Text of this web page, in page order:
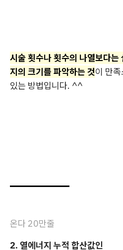
시술 횟수나 횟수의 나열보다는
지의 크기를 파악하는 것이 만
있는 방법입니다. ^^
온다 20만줄
2. 열에너지 누적 합산값인